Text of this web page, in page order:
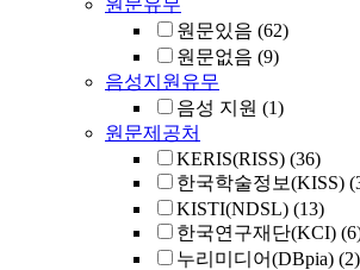
원문유무
원문있음 (62)
원문없음 (9)
음성지원유무
음성 지원 (1)
원문제공처
KERIS(RISS) (36)
한국학술정보(KISS)
KISTI(NDSL) (13)
한국연구재단(KCI)
누리미디어(DBpia) (2)